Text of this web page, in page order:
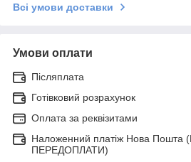
Всі умови доставки
Умови оплати
Післяплата
Готівковий розрахунок
Оплата за реквізитами
Наложенний платіж Нова Пошта
ПЕРЕДОПЛАТИ)